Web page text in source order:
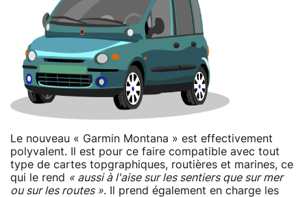
Le nouveau « Garmin Montana » est effectivement
polyvalent. Il est pour ce faire compatible avec tout
type de cartes topgraphiques, routières et marines, ce
qui le rend « aussi à l'aise sur les sentiers que sur mer
ou sur les routes ». Il prend également en charge les